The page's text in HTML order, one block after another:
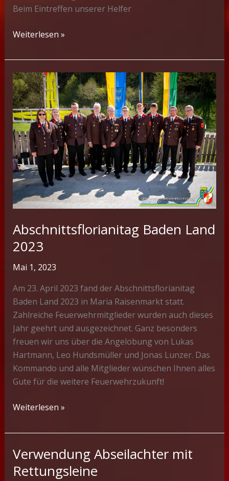
Beim Eintreffen unserer Helfer
Menschenrettung
Arbeitsunfall
Weiterlesen »
Abschnittsflorianitag Baden Land
2023
Mai 1, 2023
Am 23. April 2023 fand der Abschnittsflorianitag
Baden Land 2023 in Maria Raisenmarkt statt.
Zahlreiche Feuerwehrmitglieder wurden auch dieses
Jahr geehrt und ausgezeichnet. Ganz besonders
freuen wir uns über die Angelobung von Lukas
Hartmann, Leo Hundsmüller und Jonas Lunzer. Das
Kommando und alle Mitglieder wünschen Ihnen alles
Gute für die weitere Feuerwehrzukunft!
Abschnittsflorianitag
Land
Weiterlesen »
Verwendung Abseilachter mit
Rettungsleine